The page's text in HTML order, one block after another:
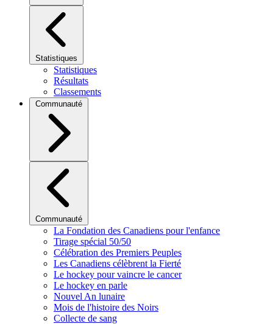
Statistiques
Statistiques
Résultats
Classements
Communauté
Communauté
La Fondation des Canadiens pour l'enfance
Tirage spécial 50/50
Célébration des Premiers Peuples
Les Canadiens célèbrent la Fierté
Le hockey pour vaincre le cancer
Le hockey en parle
Nouvel An lunaire
Mois de l'histoire des Noirs
Collecte de sang